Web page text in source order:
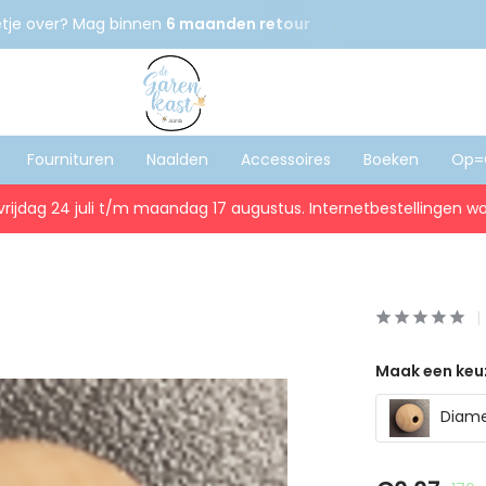
over? Mag binnen 6 maanden retour
Fournituren Naalden Accessoires Boeken
24 juli t/m maandag 17 augustus. Internetbestellingen
Maak een